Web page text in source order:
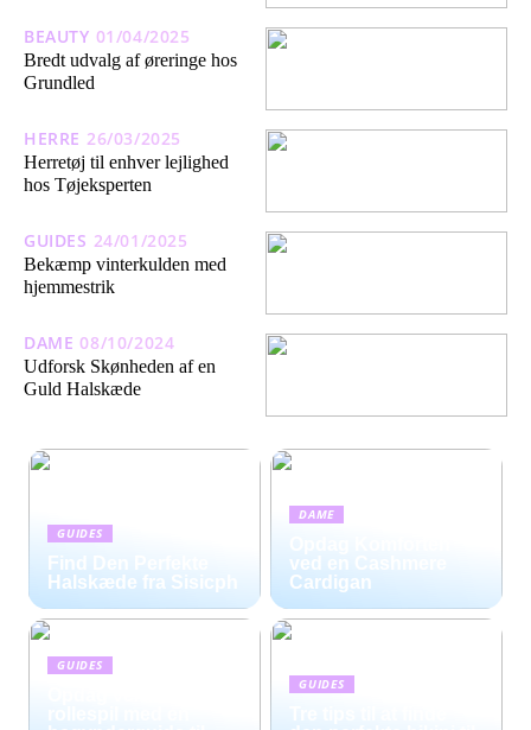
BEAUTY 01/04/2025
Bredt udvalg af øreringe hos
Grundled
HERRE 26/03/2025
Herretøj til enhver lejlighed
hos Tøjeksperten
GUIDES 24/01/2025
Bekæmp vinterkulden med
hjemmestrik
DAME 08/10/2024
Udforsk Skønheden af en
Guld Halskæde
GUIDES
Find Den Perfekte
Halskæde fra Sisicph
DAME
ved en Cashmere
Cardigan
GUIDES
GUIDES